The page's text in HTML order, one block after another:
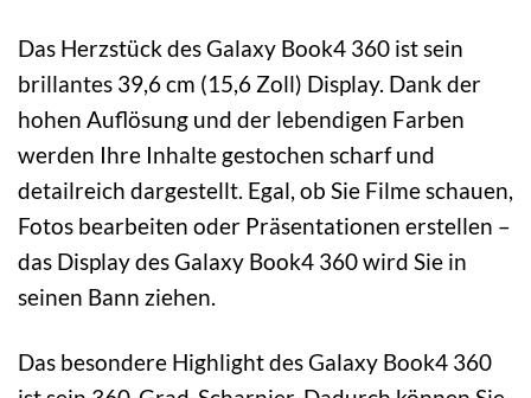
Das Herzstück des Galaxy Book4 360 ist sein
brillantes 39,6 cm (15,6 Zoll) Display. Dank der
hohen Auflösung und der lebendigen Farben
werden Ihre Inhalte gestochen scharf und
detailreich dargestellt. Egal, ob Sie Filme schauen,
Fotos bearbeiten oder Präsentationen erstellen –
das Display des Galaxy Book4 360 wird Sie in
seinen Bann ziehen.
Das besondere Highlight des Galaxy Book4 360